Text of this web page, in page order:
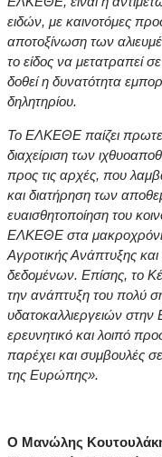
ειδών, με καινοτόμες
αποτοξίνωση των
το είδος να μετατραπεί
δοθεί η δυνατότητα
δηλητηρίου.
Το ΕΛΚΕΘΕ παίζει
διαχείριση των
προς τις αρχές, που
και διατήρηση των
ευαισθητοποίηση του
ΕΛΚΕΘΕ στα
Αγροτικής Ανάπτυξης
δεδομένων. Επίσης, το
την ανάπτυξη του πολύ
υδατοκαλλιεργειών στην
ερευνητικό και λοιπό
παρέχει και συμβουλές
της Ευρώπης».
Ο Μανώλης